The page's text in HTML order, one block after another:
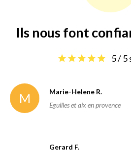
Ils nous font
5 / 5
M
Marie-Helene R.
Eguilles et aix en provence
Gerard F.